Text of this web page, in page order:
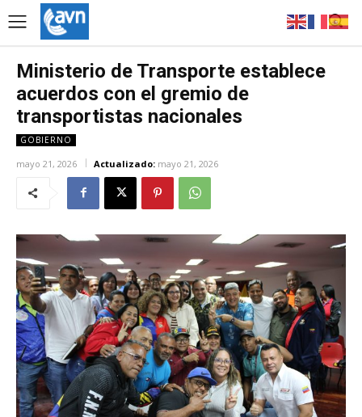
Ministerio de Transporte establece
acuerdos con el gremio de
transportistas nacionales
GOBIERNO
mayo 21, 2026 Actualizado: mayo 21, 2026